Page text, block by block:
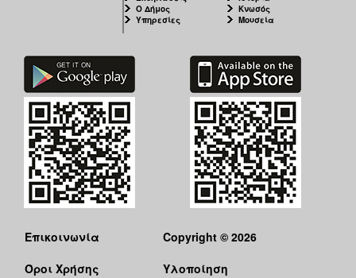
Ο Δήμος
Υπηρεσίες
Κνωσός
Μουσεία
Επικοινωνία
Όροι Χρήσης
Copyright © 2026
Υλοποίηση